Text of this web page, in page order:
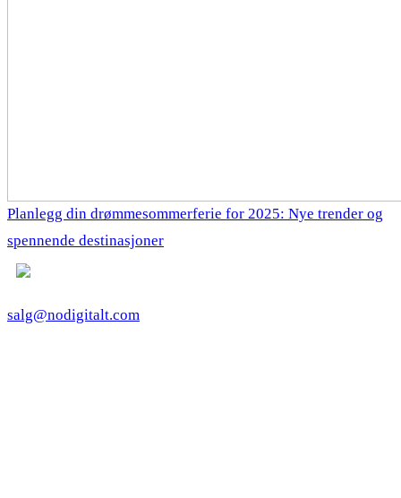
Planlegg din drømmesommerferie for 2025: Nye trender og
spennende destinasjoner
salg@nodigitalt.com